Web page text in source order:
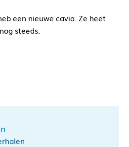
een nieuwe cavia. Ze heet
steeds.